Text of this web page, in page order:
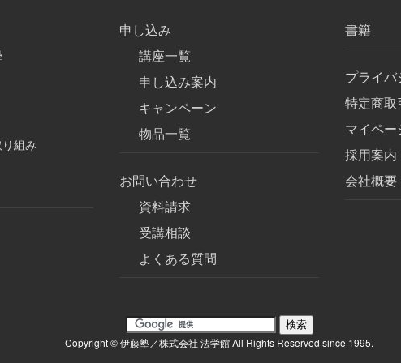
組み
申し込み
講座一覧
申し込み案内
キャンペーン
物品一覧
お問い合わせ
資料請求
受講相談
よくある質問
書籍
プライ
特定商取
マイペ
採用案内
会社概要
Copyright © 伊藤塾／株式会社 法学館 All Rights Reserved since 1995.